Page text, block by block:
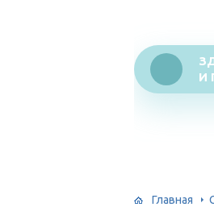
И
Главная